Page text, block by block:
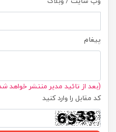
پیغام
(بعد از تائید مدیر منتشر خواهد
کد مقابل را وارد کنید